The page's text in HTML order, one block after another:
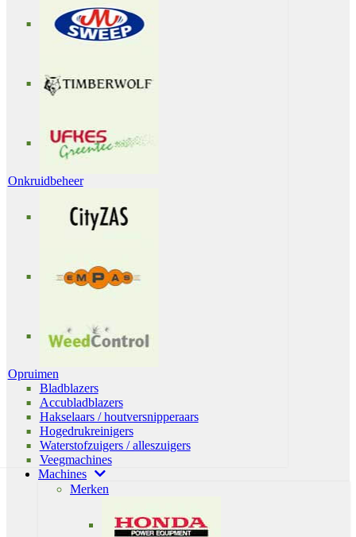
Onkruidbeheer
Opruimen
Bladblazers
Accubladblazers
Hakselaars / houtversnipperaars
Hogedrukreinigers
Waterstofzuigers / alleszuigers
Veegmachines
Machines
Merken